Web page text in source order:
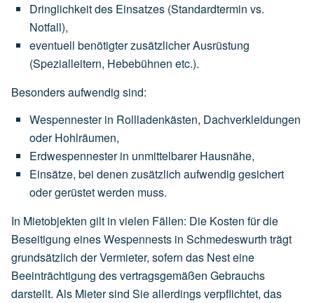
Dringlichkeit des Einsatzes (Standardtermin vs.
Notfall),
eventuell benötigterzusätzlicher Ausrüstung
(Spezialleitern, Hebebühnen etc.).
Besonders aufwendig sind:
Wespennester in Rollladenkästen, Dachverkleidungen
oder Hohlräumen,
Erdwespennester in unmittelbarer Hausnähe,
Einsätze, bei denen zusätzlich aufwendig gesichert
odergerüstetwerden muss.
In Mietobjekten gilt in vielen Fällen: Die Kosten für die
Beseitigung eines Wespennests in Schmedeswurth trägt
grundsätzlich derVermieter, sofern das Nest eine
Beeinträchtigung des vertragsgemäßen Gebrauchs
darstellt. Als Mieter sind Sie allerdings verpflichtet, das